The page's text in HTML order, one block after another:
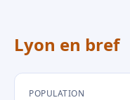
Lyon en bref
POPULATION